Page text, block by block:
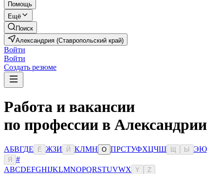
Помощь
Ещё
Поиск
Александрия (Ставропольский край)
Войти
Войти
Создать резюме
Работа и вакансии
по профессии в Александрии
АБВГДЕ Ё ЖЗИ Й КЛМН О ПРСТУФХЦЧШ Ы ЭЮ
Я
#
ABCDEFGHIJKLMNOPQRSTUVWX Y Z